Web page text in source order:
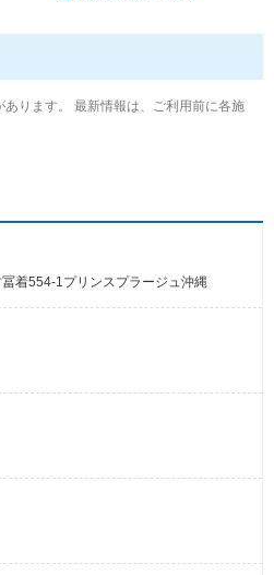
ります。 最新情報は、ご利用前に各施
着554-1プリンスプラージュ沖縄